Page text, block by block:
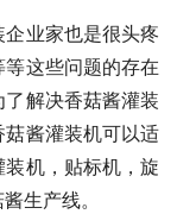
业家也是很头疼
这些问题的存在
解决香菇酱灌装
酱灌装机可以适
机，贴标机，旋
生产线。